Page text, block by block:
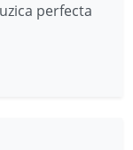
perfecta